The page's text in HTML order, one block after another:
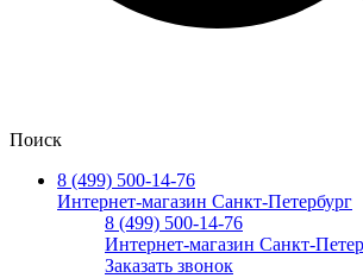
Поиск
8 (499) 500-14-76
Интернет-магазин Санкт-Петербург
8 (499) 500-14-76
Интернет-магазин Санкт-
Заказать звонок